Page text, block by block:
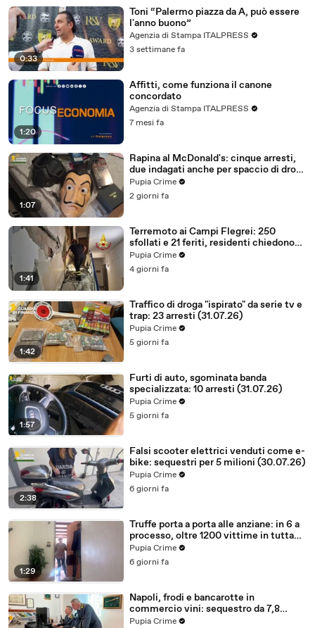
0:33
Toni “Palermo piazza da A, può essere
l'anno buono”
Agenzia di Stampa ITALPRESS
3 settimane fa
1:20
Affitti, come funziona il canone
concordato
Agenzia di Stampa ITALPRESS
7 mesi fa
1:07
Rapina al McDonald's: cinque arresti,
due indagati anche per spaccio di droga
(03.08.26)
Pupia Crime
2 giorni fa
1:41
Terremoto ai Campi Flegrei: 250
sfollati e 21 feriti, residenti chiedono
certezze sul futuro (01.08.26)
Pupia Crime
4 giorni fa
1:42
Traffico di droga "ispirato" da serie tv e
trap: 23 arresti (31.07.26)
Pupia Crime
5 giorni fa
1:57
Furti di auto, sgominata banda
specializzata: 10 arresti (31.07.26)
Pupia Crime
5 giorni fa
2:38
Falsi scooter elettrici venduti come e-
bike: sequestri per 5 milioni (30.07.26)
Pupia Crime
6 giorni fa
1:29
Truffe porta a porta alle anziane: in 6 a
processo, oltre 1200 vittime in tutta
Italia (30.07.26)
Pupia Crime
6 giorni fa
Napoli, frodi e bancarotte in
commercio vini: sequestro da 7,8
milioni (30.07.26)
Pupia Crime